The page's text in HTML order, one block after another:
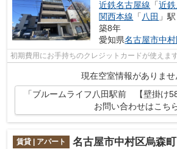
近鉄名古屋線 「近
関西本線 「八田 」
築8年
愛知県名古屋市中
初期費用にお手持ちのクレジットカードが使えま
現在空室情報がありませ
「ブルームライフ八田駅前 【壁掛け
お問い合わせはこち
賃貸 | アパート 名古屋市中村区烏森町７